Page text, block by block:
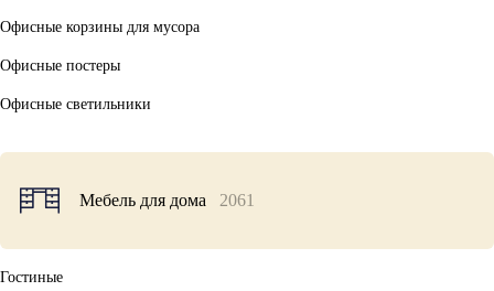
Офисные корзины для мусора
Офисные постеры
Офисные светильники
Мебель для дома 2061
Гостиные